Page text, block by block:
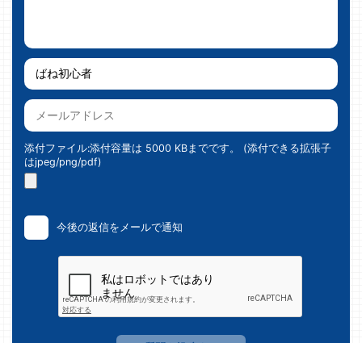
添付ファイル:添付容量は 5000 KBまでです。 (添付できる拡張子
はjpeg/png/pdf)
今後の返信をメールで通知